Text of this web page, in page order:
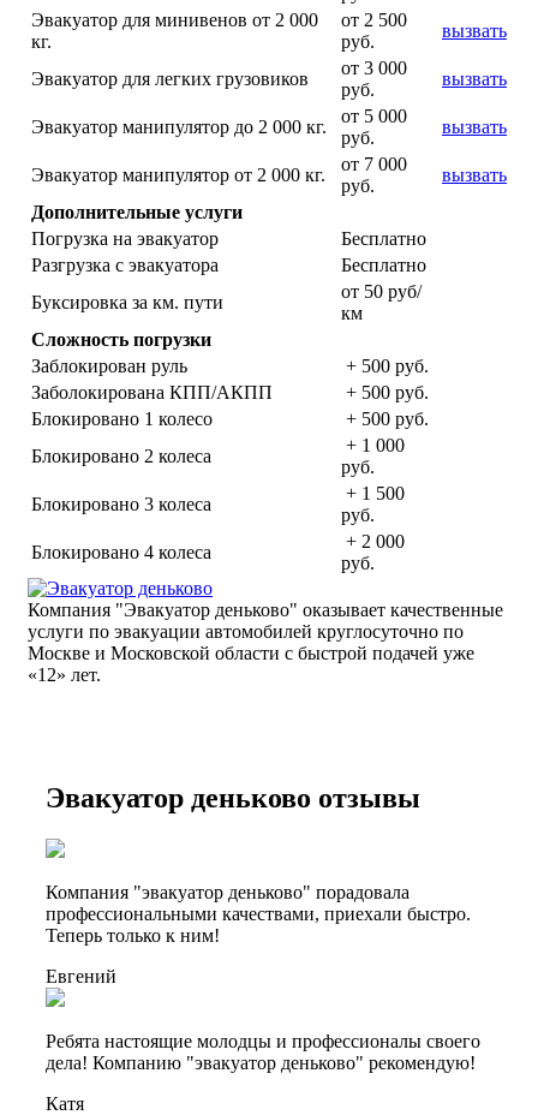
Эвакуатор для минивенов от 2 000
кг.
от 2 500
руб.
вызвать
Эвакуатор для легких грузовиков
от 3 000
руб.
вызвать
Эвакуатор манипулятор до 2 000 кг.
от 5 000
руб.
вызвать
Эвакуатор манипулятор от 2 000 кг.
от 7 000
руб.
вызвать
Дополнительные услуги
Погрузка на эвакуатор
Бесплатно
Разгрузка с эвакуатора
Бесплатно
Буксировка за км. пути
от 50 руб/
км
Сложность погрузки
Заблокирован руль
+ 500 руб.
Заболокирована КПП/АКПП
+ 500 руб.
Блокировано 1 колесо
+ 500 руб.
Блокировано 2 колеса
+ 1 000
руб.
Блокировано 3 колеса
+ 1 500
руб.
Блокировано 4 колеса
+ 2 000
руб.
Компания "Эвакуатор деньково" оказывает качественные
услуги по эвакуации автомобилей круглосуточно по
Москве и Московской области с быстрой подачей уже
«12» лет.
Эвакуатор деньково отзывы
Компания "эвакуатор деньково" порадовала
профессиональными качествами, приехали быстро.
Теперь только к ним!
Евгений
Ребята настоящие молодцы и профессионалы своего
дела! Компанию "эвакуатор деньково" рекомендую!
Катя